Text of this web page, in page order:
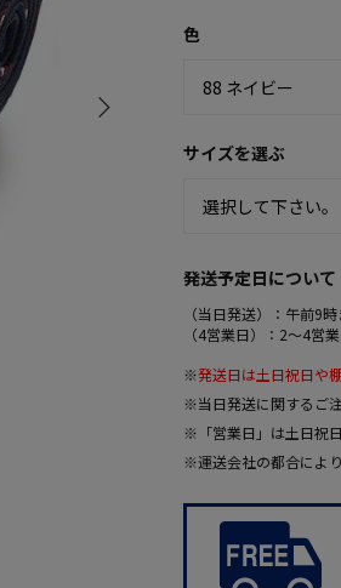
色
サイズを選ぶ
発送予定日について
（当日発送）：午前9
（4営業日）：2～4営
※発送日は土日祝日や
※当日発送に関するご
※「営業日」は土日祝
※運送会社の都合によ